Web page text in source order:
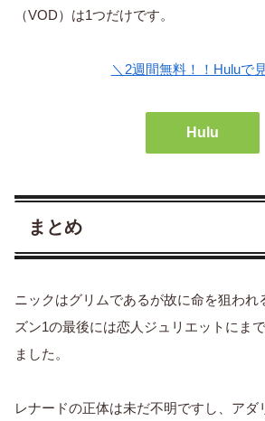
（VOD）は1つだけです。
＼2週間無料！！Huluで
Hulu
まとめ
ニックはグリムであるが故に命を狙われ
ズン1の最後には恋人ジュリエットにま
ました。
レナードの正体は未だ不明ですし、アダ